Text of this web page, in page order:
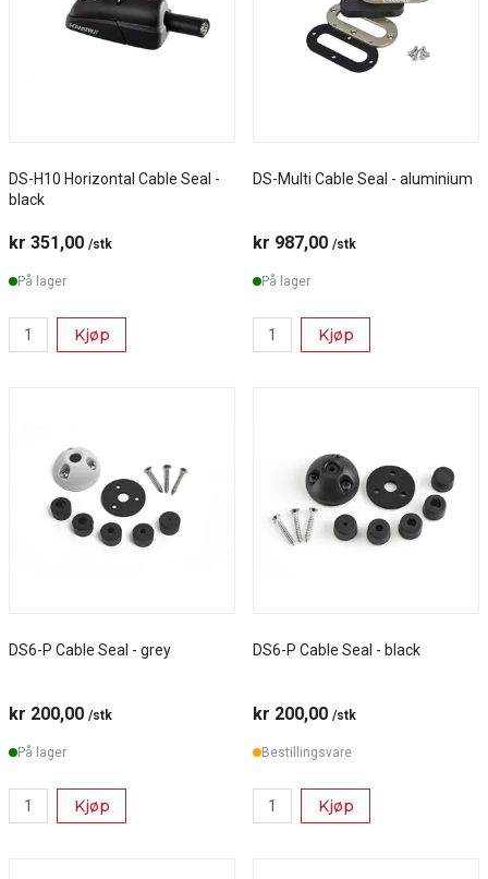
DS-H10 Horizontal Cable Seal -
black
kr 351,00 /stk
På lager
Kjøp
DS-Multi Cable Seal - aluminium
kr 987,00 /stk
På lager
Kjøp
DS6-P Cable Seal - grey
kr 200,00 /stk
På lager
Kjøp
DS6-P Cable Seal - black
kr 200,00 /stk
Bestillingsvare
Kjøp